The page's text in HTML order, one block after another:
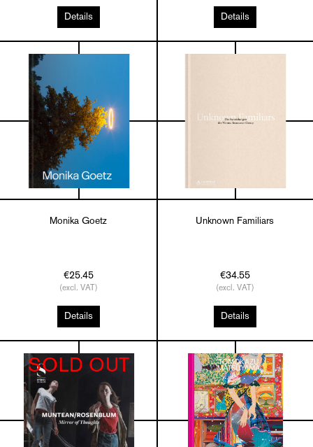
Details Details
Monika Goetz
€25.45
(excl. VAT)
Details
Unknown Familiars
€34.55
(excl. VAT)
Details
SOLD OUT